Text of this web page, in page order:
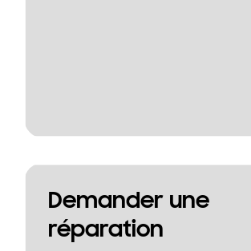
Demander une
réparation